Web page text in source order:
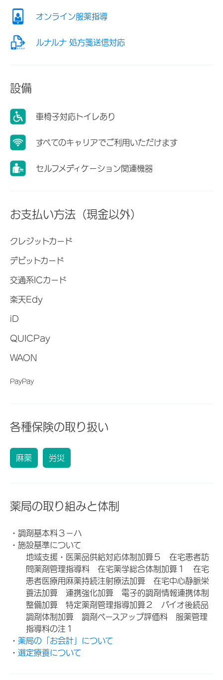
オンライン服薬指導
ルナルナ 処方箋送信対応
設備
車椅子対応トイレあり
すべてのキャリアでご利用いただけます
セルフメディケーション関連機器
お支払い方法（現金以外）
クレジットカード
デビットカード
交通系ICカード
楽天Edy
iD
QUICPay
WAON
PayPay
各種保険の取り扱い
麻薬 労災
薬局の取り組みと体制
・調剤基本料３－ハ
・施設基準について
地域支援・医薬品供給対応体制加算５ 在宅患者訪
問薬剤管理指導料 在宅薬学総合体制加算１ 在宅
患者医療用麻薬持続注射療法加算 在宅中心静脈栄
養法加算 連携強化加算 電子的調剤情報連携体制
整備加算 特定薬剤管理指導加算２ バイオ後続品
調剤体制加算 調剤ベースアップ評価料 服薬管理
指導料の注１
・ 薬局の「お会計」について
・ 選定療養について